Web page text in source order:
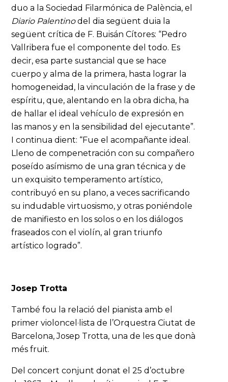
duo a la Sociedad Filarmónica de Palència, el
Diario Palentinodel dia següent duia la
següent crítica de F. Buisán Cítores: “Pedro
Vallribera fue el componente del todo. Es
decir, esa parte sustancial que se hace
cuerpo y alma de la primera, hasta lograr la
homogeneidad, la vinculación de la frase y de
espíritu, que, alentando en la obra dicha, ha
de hallar el ideal vehículo de expresión en
las manos y en la sensibilidad del ejecutante”.
I continua dient: “Fue el acompañante ideal.
Lleno de compenetración con su compañero
poseído asímismo de una gran técnica y de
un exquisito temperamento artístico,
contribuyó en su plano, a veces sacrificando
su indudable virtuosismo, y otras poniéndole
de manifiesto en los solos o en los diálogos
fraseados con el violín, al gran triunfo
artístico logrado”.
Josep Trotta
També fou la relació del pianista amb el
primer violoncel·lista de l’Orquestra Ciutat de
Barcelona, Josep Trotta, una de les que donà
més fruit.
Del concert conjunt donat el 25 d’octubre